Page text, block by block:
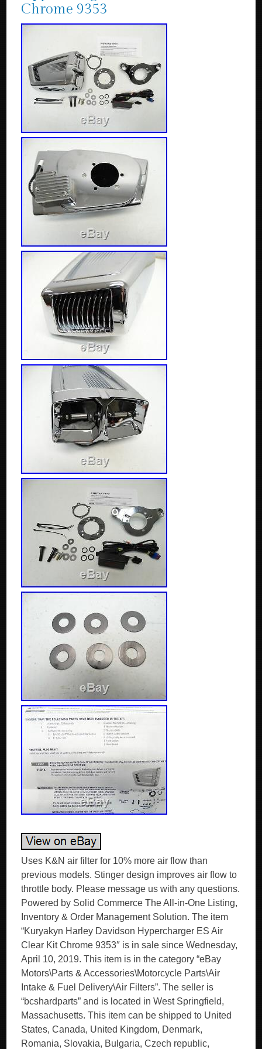
Chrome 9353
Uses K&N air filter for 10% more air flow than
previous models. Stinger design improves air flow to
throttle body. Please message us with any questions.
Powered by Solid Commerce The All-in-One Listing,
Inventory & Order Management Solution. The item
“Kuryakyn Harley Davidson Hypercharger ES Air
Clear Kit Chrome 9353″ is in sale since Wednesday,
April 10, 2019. This item is in the category “eBay
Motors\Parts & Accessories\Motorcycle Parts\Air
Intake & Fuel Delivery\Air Filters”. The seller is
“bcshardparts” and is located in West Springfield,
Massachusetts. This item can be shipped to United
States, Canada, United Kingdom, Denmark,
Romania, Slovakia, Bulgaria, Czech republic,